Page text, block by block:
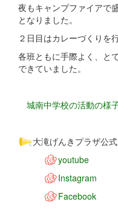
夜もキャンプファイアで
となりました。
２日目はカレーづくりを
各班ともに手際よく、と
できていました。
城南中学校の活動の様
大滝げんきプラザ公式
youtube
Instagram
Facebook